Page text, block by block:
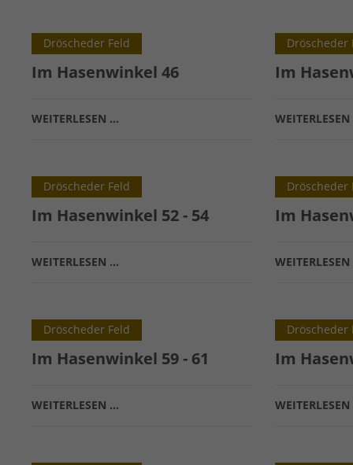
Dröscheder Feld
Im Hasenwinkel 46
WEITERLESEN …
Dröscheder
Im
Dröscheder Feld
Im Hasenwinkel 52 - 54
WEITERLESEN …
Dröscheder
Im
Dröscheder Feld
Im Hasenwinkel 59 - 61
WEITERLESEN …
Dröscheder
Im